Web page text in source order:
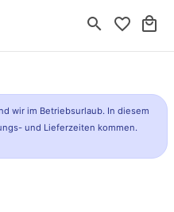
search favorite_border local_mall
wir im Betriebsurlaub. In diesem
und Lieferzeiten kommen.